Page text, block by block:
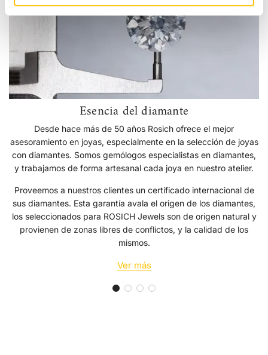
Esencia del diamante
Desde hace más de 50 años Rosich ofrece el mejor
asesoramiento en joyas, especialmente en la selección de joyas
con diamantes. Somos gemólogos especialistas en diamantes,
y trabajamos de forma artesanal cada joya en nuestro atelier.
Proveemos a nuestros clientes un certificado internacional de
sus diamantes. Esta garantía avala el origen de los diamantes,
los seleccionados para ROSICH Jewels son de origen natural y
provienen de zonas libres de conflictos, y la calidad de los
mismos.
Ver más